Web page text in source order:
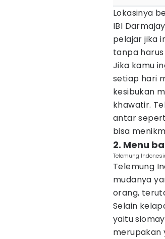
Lokasinya
IBI
pelajar jika
tanpa
Jika kamu
setiap hari
kesibukan
khawatir.
antar
bisa
2. Menu
Telemung
Telemung
mudanya
orang,
Selain
yaitu
merupakan